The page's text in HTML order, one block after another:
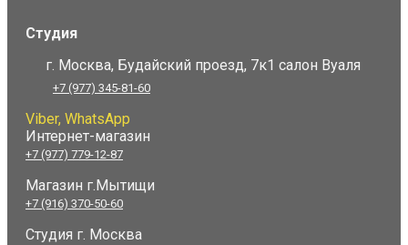
Студия
г. Москва, Будайский проезд, 7к1 салон Вуаля
+7 (977) 345-81-60
Viber, WhatsApp
Интернет-магазин
+7 (977) 779-12-87
Магазин г.Мытищи
+7 (916) 370-50-60
Студия г. Москва